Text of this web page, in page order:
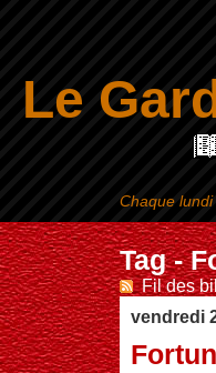
Le
Tag -
Fil des
vendredi
Chaque